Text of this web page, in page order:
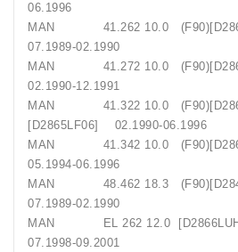
06.1996
MAN 41.262 10.0
07.1989-02.1990
MAN 41.272 10.0
02.1990-12.1991
MAN 41.322 10.0
[D2865LF06] 02.1990-
MAN 41.342 10.0
05.1994-06.1996
MAN 48.462 18.3
07.1989-02.1990
MAN EL 262 12.0
07.1998-09.2001